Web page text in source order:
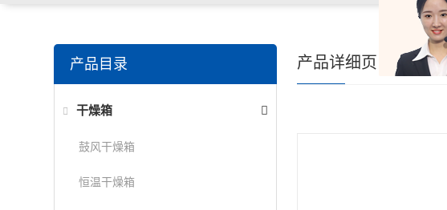
产品详细页
产品目录
干燥箱
鼓风干燥箱
恒温干燥箱